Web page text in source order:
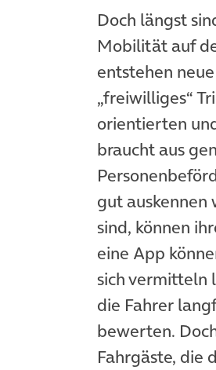
Doch längst
Mobilität auf
entstehen
„freiwilliges“
orientierten
braucht aus
gut auskennen
sind, können
eine App
sich vermitteln
die Fahrer
bewerten.
Fahrgäste, die